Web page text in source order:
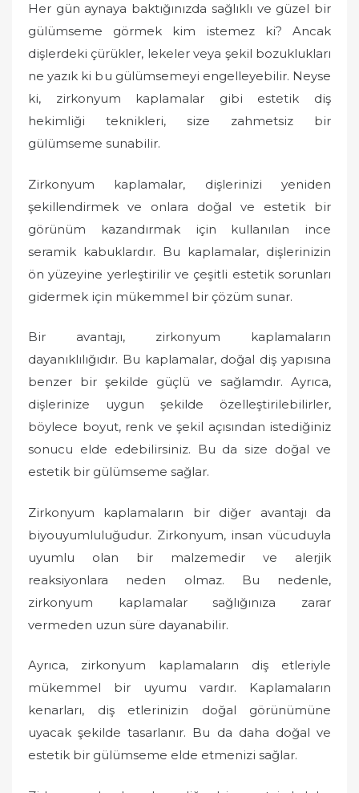
Her gün aynaya baktığınızda sağlıklı ve güzel bir
gülümseme görmek kim istemez ki? Ancak
dişlerdeki çürükler, lekeler veya şekil bozuklukları
ne yazık ki bu gülümsemeyi engelleyebilir. Neyse
ki, zirkonyum kaplamalar gibi estetik diş
hekimliği teknikleri, size zahmetsiz bir
gülümseme sunabilir.
Zirkonyum kaplamalar, dişlerinizi yeniden
şekillendirmek ve onlara doğal ve estetik bir
görünüm kazandırmak için kullanılan ince
seramik kabuklardır. Bu kaplamalar, dişlerinizin
ön yüzeyine yerleştirilir ve çeşitli estetik sorunları
gidermek için mükemmel bir çözüm sunar.
Bir avantajı, zirkonyum kaplamaların
dayanıklılığıdır. Bu kaplamalar, doğal diş yapısına
benzer bir şekilde güçlü ve sağlamdır. Ayrıca,
dişlerinize uygun şekilde özelleştirilebilirler,
böylece boyut, renk ve şekil açısından istediğiniz
sonucu elde edebilirsiniz. Bu da size doğal ve
estetik bir gülümseme sağlar.
Zirkonyum kaplamaların bir diğer avantajı da
biyouyumluluğudur. Zirkonyum, insan vücuduyla
uyumlu olan bir malzemedir ve alerjik
reaksiyonlara neden olmaz. Bu nedenle,
zirkonyum kaplamalar sağlığınıza zarar
vermeden uzun süre dayanabilir.
Ayrıca, zirkonyum kaplamaların diş etleriyle
mükemmel bir uyumu vardır. Kaplamaların
kenarları, diş etlerinizin doğal görünümüne
uyacak şekilde tasarlanır. Bu da daha doğal ve
estetik bir gülümseme elde etmenizi sağlar.